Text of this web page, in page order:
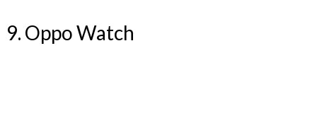
9. Oppo Watch